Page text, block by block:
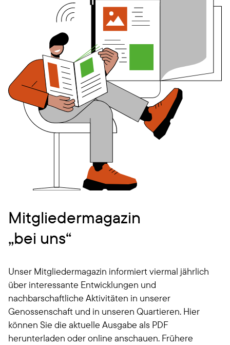
Mitgliedermagazin
„bei uns“
Unser Mitgliedermagazin informiert viermal jährlich
über interessante Entwicklungen und
nachbarschaftliche Aktivitäten in unserer
Genossenschaft und in unseren Quartieren. Hier
können Sie die aktuelle Ausgabe als PDF
herunterladen oder online anschauen. Frühere